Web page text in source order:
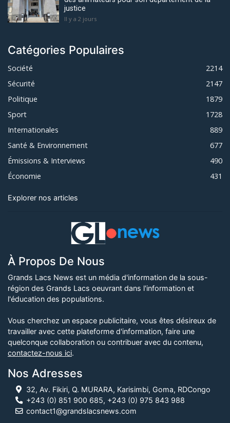
justice
Il y a 2 jours
Catégories Populaires
Société
2214
Sécurité
2147
Politique
1879
Sport
1728
Internationales
889
Santé & Environnement
677
Émissions & Interviews
490
Économie
431
Explorer nos articles
À Propos De Nous
Grands Lacs News est un média d'information de la sous-
région des Grands Lacs oeuvrant dans l'information et
l'éducation des populations.
Vous cherchez un espace publicitaire, vous êtes désireux de
travailler avec cette plateforme d'information, faire une
quelconque collaboration ou contribuer avec du contenu,
contactez-nous ici.
Nos Adresses
32, Av. Fikiri, Q. MURARA, Karisimbi, Goma, RDCongo
+243 (0) 851 900 685, +243 (0) 975 843 988
contact1@grandslacsnews.com